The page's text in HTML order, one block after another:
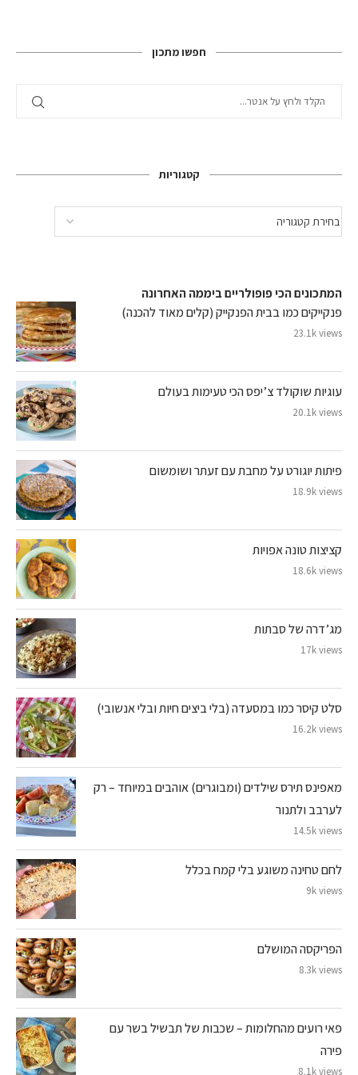
חפשו מתכון
קטגוריות
המתכונים הכי פופולריים ביממה האחרונה
פנקייקים כמו בבית הפנקייק (קלים מאוד להכנה)
23.1k views
עוגיות שוקולד צ’יפס הכי טעימות בעולם
20.1k views
פיתות יוגורט על מחבת עם זעתר ושומשום
18.9k views
קציצות טונה אפויות
18.6k views
מג’דרה של סבתות
17k views
סלט קיסר כמו במסעדה (בלי ביצים חיות ובלי אנשובי)
16.2k views
מאפינס תירס שילדים (ומבוגרים) אוהבים במיוחד – רק
לערבב ולתנור
14.5k views
לחם טחינה משוגע בלי קמח בכלל
9k views
הפריקסה המושלם
8.3k views
פאי רועים מהחלומות – שכבות של תבשיל בשר עם
פירה
8.1k views